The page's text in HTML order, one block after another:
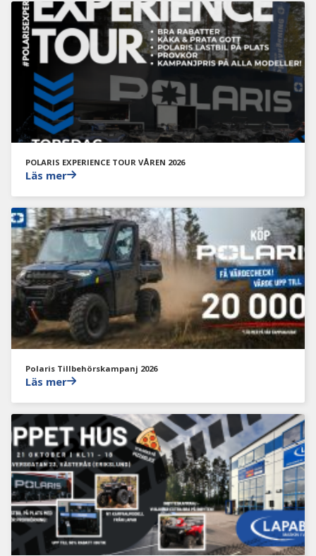
POLARIS EXPERIENCE TOUR VÅREN 2026
Läs mer
Polaris Tillbehörskampanj 2026
Läs mer